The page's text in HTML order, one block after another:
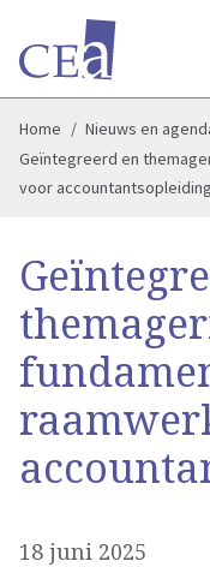
Home Nieuws en
Geïntegreerd en
voor accountantsopleiding
18 juni 2025